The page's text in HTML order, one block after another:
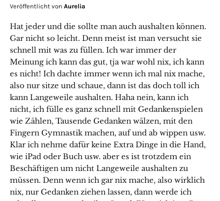
Veröffentlicht von Aurelia
Hat jeder und die sollte man auch aushalten können.
Gar nicht so leicht. Denn meist ist man versucht sie
schnell mit was zu füllen. Ich war immer der
Meinung ich kann das gut, tja war wohl nix, ich kann
es nicht! Ich dachte immer wenn ich mal nix mache,
also nur sitze und schaue, dann ist das doch toll ich
kann Langeweile aushalten. Haha nein, kann ich
nicht, ich fülle es ganz schnell mit Gedankenspielen
wie Zählen, Tausende Gedanken wälzen, mit den
Fingern Gymnastik machen, auf und ab wippen usw.
Klar ich nehme dafür keine Extra Dinge in die Hand,
wie iPad oder Buch usw. aber es ist trotzdem ein
Beschäftigen um nicht Langeweile aushalten zu
müssen. Denn wenn ich gar nix mache, also wirklich
nix, nur Gedanken ziehen lassen, dann werde ich